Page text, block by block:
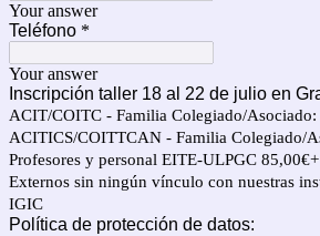
Your answer
Teléfono *
Your answer
Inscripción taller 18 al 22 de julio en
ACIT/COITC - Familia Colegiado/
ACITICS/COITTCAN - Familia Colegiado/
Profesores y personal EITE-ULPGC
Externos sin ningún vínculo con nuestras
IGIC
Política de protección de datos: